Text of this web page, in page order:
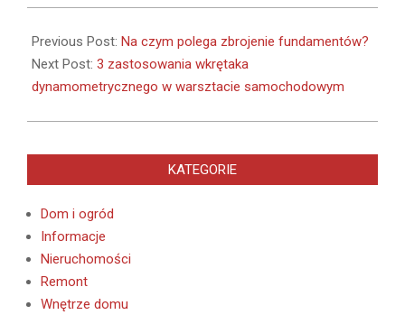
05-
25
Previous Post: Na czym polega zbrojenie fundamentów?
Next Post: 3 zastosowania wkrętaka
dynamometrycznego w warsztacie samochodowym
KATEGORIE
Dom i ogród
Informacje
Nieruchomości
Remont
Wnętrze domu